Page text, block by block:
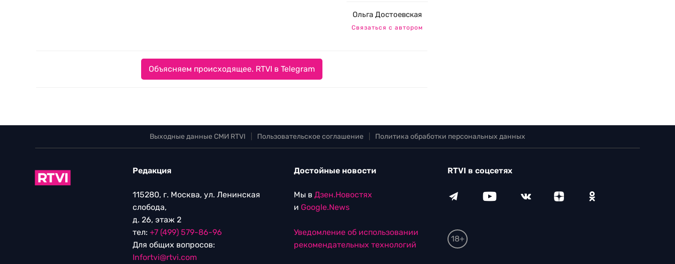
Ольга Достоевская
Связаться с автором
Объясняем происходящее. RTVI в Telegram
Выходные данные СМИ RTVI Пользовательское соглашение Политика обработки персональных данных
Редакция
115280, г. Москва, ул. Ленинская
слобода,
д. 26, этаж 2
тел: +7 (499) 579-86-96
Для общих вопросов:
Infortvi@rtvi.com
Достойные новости
Мы в Дзен.Новостях
и Google.News
Уведомление об использовании
рекомендательных технологий
RTVI в соцсетях
18+